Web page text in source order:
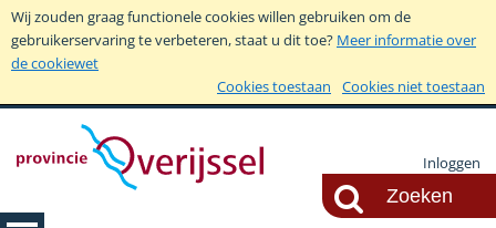
Wij zouden graag functionele cookies willen gebruiken om de
gebruikerservaring te verbeteren, staat u dit toe? Meer informatie over
de cookiewet
Cookies toestaan
Cookies niet toestaan
Inloggen